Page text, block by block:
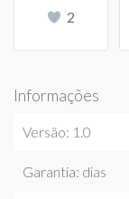
2
Informações
Versão: 1.0
Garantia: dias